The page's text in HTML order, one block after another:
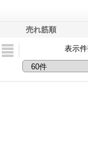
売れ筋順
表示